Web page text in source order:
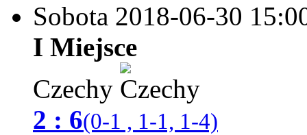
Sobota 2018-06-30
I Miejsce
Czechy
2 : 6(0-1 , 1-1, 1-4)